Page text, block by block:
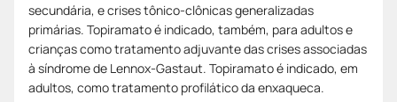
secundária, e crises tônico-clônicas generalizadas
primárias. Topiramato é indicado, também, para adultos e
crianças como tratamento adjuvante das crises associadas
à síndrome de Lennox-Gastaut. Topiramato é indicado, em
adultos, como tratamento profilático da enxaqueca.